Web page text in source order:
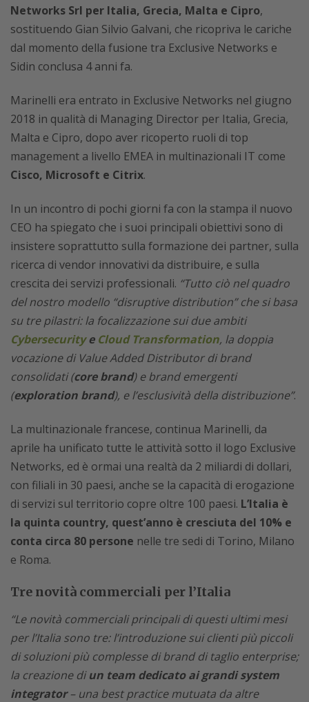
Networks Srl per Italia, Grecia, Malta e Cipro,
sostituendo Gian Silvio Galvani, che ricopriva le cariche
dal momento della fusione tra Exclusive Networks e
Sidin conclusa 4 anni fa.
Marinelli era entrato in Exclusive Networks nel giugno
2018 in qualità di Managing Director per Italia, Grecia,
Malta e Cipro, dopo aver ricoperto ruoli di top
management a livello EMEA in multinazionali IT come
Cisco, Microsoft e Citrix.
In un incontro di pochi giorni fa con la stampa il nuovo
CEO ha spiegato che i suoi principali obiettivi sono di
insistere soprattutto sulla formazione dei partner, sulla
ricerca di vendor innovativi da distribuire, e sulla
crescita dei servizi professionali. “Tutto ciò nel quadro
del nostro modello “disruptive distribution” che si basa
su tre pilastri: la focalizzazione sui due ambiti
Cybersecuritye Cloud Transformation, la doppia
vocazione di Value Added Distributor di brand
consolidati (core brand) e brand emergenti
(exploration brand), e l’esclusività della distribuzione”.
La multinazionale francese, continua Marinelli, da
aprile ha unificato tutte le attività sotto il logo Exclusive
Networks, ed è ormai una realtà da 2 miliardi di dollari,
con filiali in 30 paesi, anche se la capacità di erogazione
di servizi sul territorio copre oltre 100 paesi. L’Italia è
la quinta country, quest’anno è cresciuta del 10% e
conta circa 80 persone nelle tre sedi di Torino, Milano
e Roma.
Tre novità commerciali per l’Italia
“Le novità commerciali principali di questi ultimi mesi
per l’Italia sono tre: l’introduzione sui clienti più piccoli
di soluzioni più complesse di brand di taglio enterprise;
la creazione diun team dedicato ai grandi system
integrator– una best practice mutuata da altre